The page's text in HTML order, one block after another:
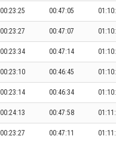
00:23:25 00:47:05
00:23:27 00:47:07
00:23:34 00:47:14
00:23:10 00:46:45
00:23:14 00:46:34
00:24:13 00:47:58
00:23:27 00:47:11